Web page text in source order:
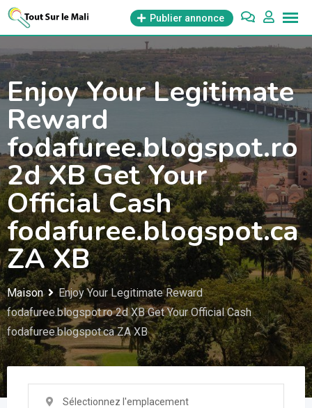
Aller
contenu
Publier annonce
Enjoy Your Legitimate
Reward
fodafuree.blogspot.ro
2d XB Get Your
Official Cash
fodafuree.blogspot.ca
ZA XB
Maison
Enjoy Your Legitimate Reward
fodafuree.blogspot.ro 2d XB Get Your Official Cash
fodafuree.blogspot.ca ZA XB
Sélectionnez l'emplacement